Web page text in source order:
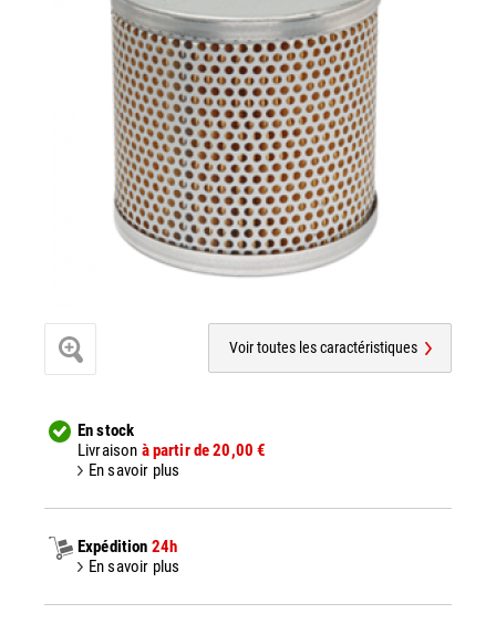
Voir toutes les caractéristiques
En stock
Livraison à partir de 20,00 €
En savoir plus
Expédition 24h
En savoir plus